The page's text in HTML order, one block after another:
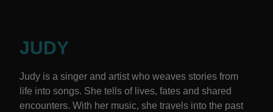
JUDY
Judy is a singer and artist who weaves stories from
life into songs. She tells of lives, fates and shared
encounters.With her music, she travels into the past